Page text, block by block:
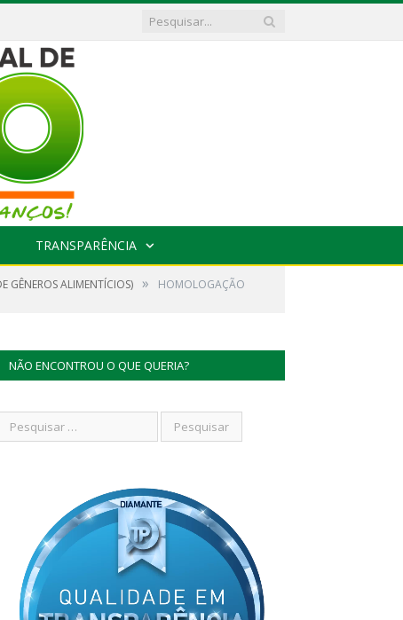
TRANSPARÊNCIA
GÊNEROS ALIMENTÍCIOS) » HOMOLOGAÇÃO
NÃO ENCONTROU O QUE QUERIA?